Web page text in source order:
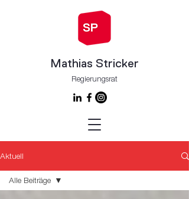
Mathias Stricker
Regierungsrat
Aktuell
Alle Beiträge